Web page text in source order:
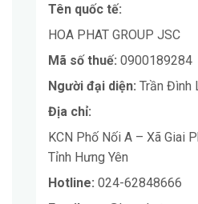
Tên quốc tế:
HOA PHAT GROUP JSC
Mã số thuế:0900189284
Người đại diện: Trần Đình
Địa chỉ:
KCN Phố Nối A – Xã Giai
Tỉnh Hưng Yên
Hotline: 024-62848666